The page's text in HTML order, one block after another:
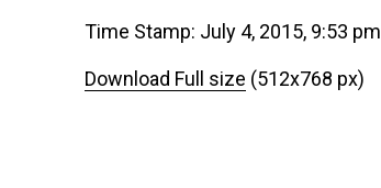
Time Stamp: July 4, 2015, 9:53 pm
Download Full size (512x768 px)